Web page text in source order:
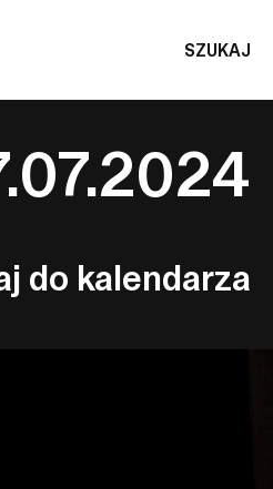
SZUKAJ
do kalendarza